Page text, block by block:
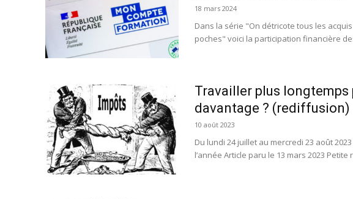
18 mars 2024
Dans la série "On détricote tous les
poches" voici la participation financière
Travailler plus
davantage ? (rediffusion)
10 août 2023
Du lundi 24 juillet au mercredi 23 août
l’année Article paru le 13 mars 2023 Petite